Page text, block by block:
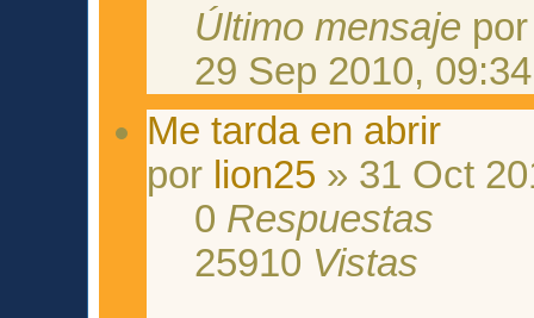
Último mensaje
29 Sep 2010, 09:34
Me tarda en abrir
por lion25 » 31 Oct
0 Respuestas
25910 Vistas